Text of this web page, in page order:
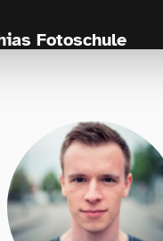
Fotoschule